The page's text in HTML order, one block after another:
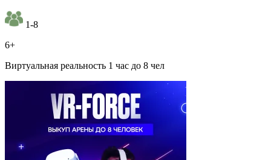
1-8
6+
Виртуальная реальность 1 час до 8 чел